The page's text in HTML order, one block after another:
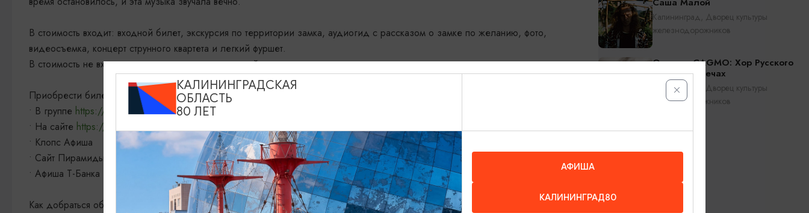
В стоимость входит: входной билет, экскурсия по территории замка, аудиогид с рассказом о замке по желанию, фото,
видеосъемка, концерт струнного квартета и легкий фуршет.
В стоимость не входит: прогулки на лошадях, лучный тир.
Приобрести билеты можно:
• В группе https://vk.com/festbranden
• На сайте https://бранден.рф/evening
• Клопс Афиша
• Сайт Пирамиды
• Афиша T-Банка
Как добраться общественным транспортом Вы можете добраться на общественном транспорте с остановки Южный вокзал на
Калининград, Дворец культуры
железнодорожников
Оркестр CAGMO: Хор Русского
Рока при свечах
Калининград, Дворец культуры
железнодорожников
КАЛИНИНГРАДСКАЯ
ОБЛАСТЬ
80 ЛЕТ
АФИША
КАЛИНИНГРАД80